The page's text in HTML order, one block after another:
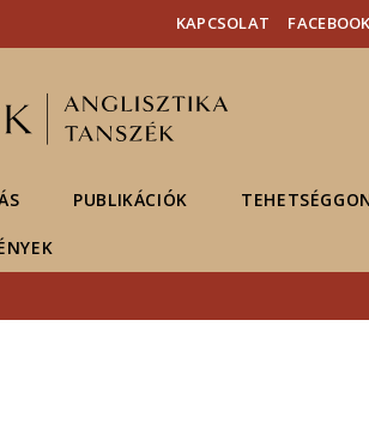
KAPCSOLAT FACEBOOK
PUBLIKÁCIÓK